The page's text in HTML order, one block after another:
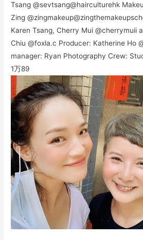
Tsang @sevtsang@hairculturehk
Zing
Karen Tsang, Cherry Mui @cherrymuii
Chiu @foxla.c Producer: Katherine Ho
manager: Ryan Photography Crew:
1万89